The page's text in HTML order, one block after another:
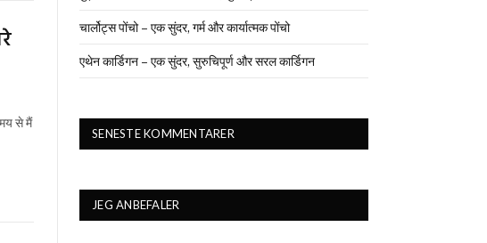
से मैं
चार्लोट्स पोंचो – एक सुंदर, गर्म और कार्यात्मक पोंचो
एथेन कार्डिगन – एक सुंदर, सुरुचिपूर्ण और सरल कार्डिगन
SENESTE KOMMENTARER
JEG ANBEFALER